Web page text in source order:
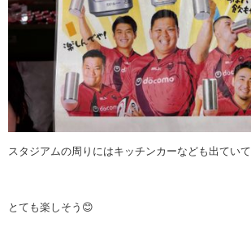
スタジアムの周りにはキッチンカーなども出ていて
とても楽しそう😊